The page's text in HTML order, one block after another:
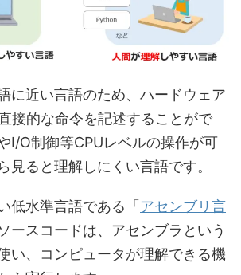
に近い言語のため、ハードウェア
接的な命令を記述することがで
I/O制御等CPUレベルの操作が可
見ると理解しにくい言語です。
低水準言語である「 アセンブリ言
ースコードは、アセンブラという
い、コンピュータが理解できる機